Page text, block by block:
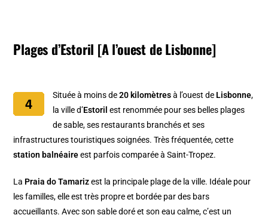
Plages d’Estoril [A l’ouest de Lisbonne]
Située à moins de20 kilomètresà l’ouest de Lisbonne,
la ville d’Estoril est renommée pour ses belles plages
de sable, ses restaurants branchés et ses
infrastructures touristiques soignées. Très fréquentée, cette
station balnéaireest parfois comparée à Saint-Tropez.
La Praia do Tamarizest la principale plage de la ville. Idéale pour
les familles, elle est très propre et bordée par des bars
accueillants. Avec son sable doré et son eau calme, c’est un